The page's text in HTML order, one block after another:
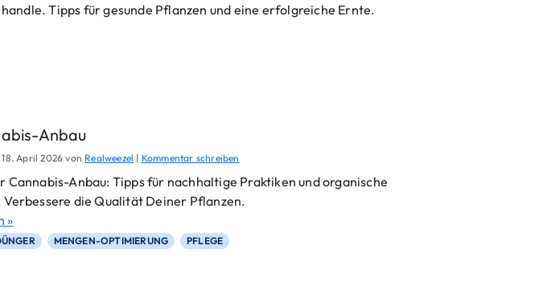
Tipps für gesunde Pflanzen und eine erfolgreiche Ernte.
Anbau
18. April 2026 von Realweezel | Kommentar schreiben
Cannabis-Anbau: Tipps für nachhaltige Praktiken und organische
die Qualität Deiner Pflanzen.
»
MENGEN-OPTIMIERUNG PFLEGE